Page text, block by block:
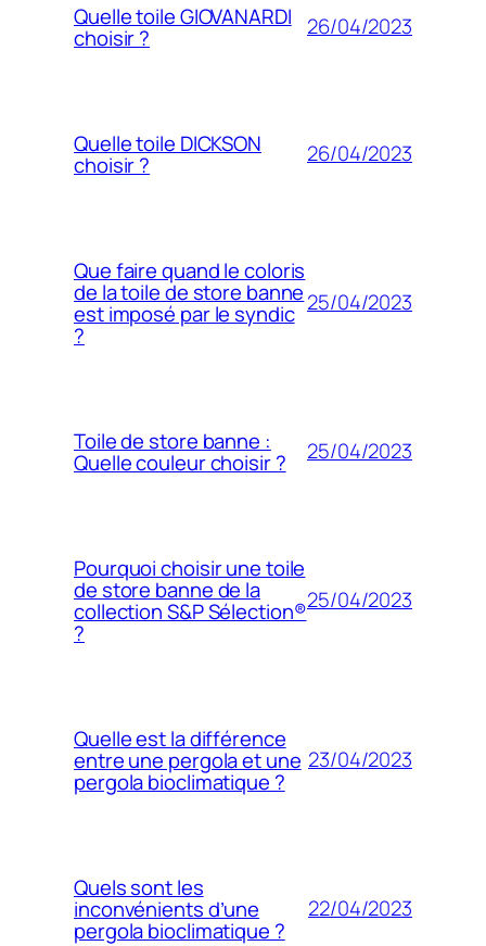
Quelle toile GIOVANARDI
choisir ? 26/04/2023
Quelle toile DICKSON
choisir ? 26/04/2023
Que faire quand le coloris
de la toile de store banne
est imposé par le syndic
?
25/04/2023
Toile de store banne :
Quelle couleur choisir ? 25/04/2023
Pourquoi choisir une toile
de store banne de la
collection S&P Sélection®
?
25/04/2023
Quelle est la différence
entre une pergola et une
pergola bioclimatique ?
23/04/2023
Quels sont les
inconvénients d’une
pergola bioclimatique ?
22/04/2023